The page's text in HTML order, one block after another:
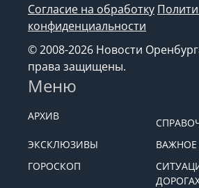
Согласие на обработку
конфиденциальности
© 2008-2026 Новости
права защищены.
Меню
АРХИВ
ЭКСКЛЮЗИВЫ
ВАЖНОЕ
ГОРОСКОП